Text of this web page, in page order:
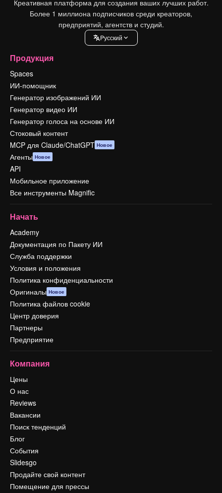
Креативная платформа для создания ваших лучших работ.
Более 1 миллиона подписчиков среди креаторов,
предприятий, агентств и студий.
Pусский
Продукция
Spaces
ИИ-помощник
Генератор изображений ИИ
Генератор видео ИИ
Генератор голоса на основе ИИ
Стоковый контент
MCP для Claude/ChatGPT Новое
Агенты Новое
API
Мобильное приложение
Все инструменты Magnific
Начать
Academy
Документация по Пакету ИИ
Служба поддержки
Условия и положения
Политика конфиденциальности
Оригиналы Новое
Политика файлов cookie
Центр доверия
Партнеры
Предприятие
Компания
Цены
О нас
Reviews
Вакансии
Поиск тенденций
Блог
События
Slidesgo
Продайте свой контент
Помещение для прессы